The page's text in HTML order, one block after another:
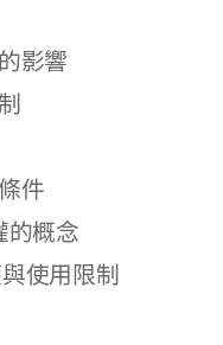
影響
件
概念
用限制